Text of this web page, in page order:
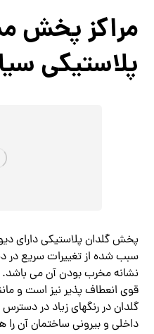
مراکز پخش
پلاستیکی
پخش گلدان پلاستیکی دارای
سبب شده از تغییرات سریع در
نشانه مخرب بودن آن می
قوی انعطاف پذیر نیز است و
گلدان در رنگهای زیاد در
داخلی و بیرونی ساختمان آن